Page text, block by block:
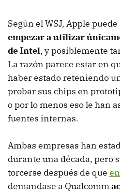
Según el WSJ, Apple
empezar a utilizar
de Intel, y posiblemente
La razón parece estar en
haber estado reteniendo
probar sus chips en
o por lo menos eso le han
fuentes internas.
Ambas empresas han
durante una década, pero
torcerse después de que
demandase a Qualcomm